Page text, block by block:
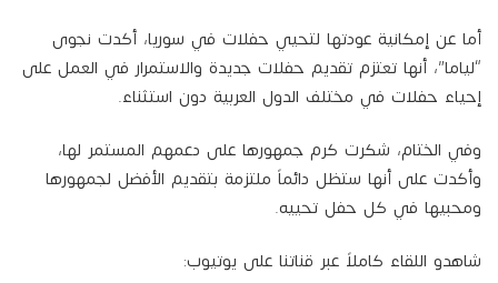
أما عن إمكانية عودتها لتحيي حفلات في سوريا، أكدت نجوى
“لياما”، أنها تعتزم تقديم حفلات جديدة والاستمرار في العمل على
إحياء حفلات في مختلف الدول العربية دون استثناء.
وفي الختام، شكرت كرم جمهورها على دعمهم المستمر لها،
وأكدت على أنها ستظل دائماً ملتزمة بتقديم الأفضل لجمهورها
ومحبيها في كل حفل تحييه.
شاهدو اللقاء كاملاً عبر قناتنا على يوتيوب: